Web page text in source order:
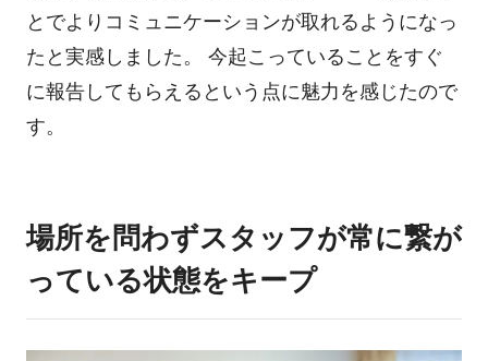
とでよりコミュニケーションが取れるようになっ
たと実感しました。 今起こっていることをすぐ
に報告してもらえるという点に魅力を感じたので
す。
場所を問わずスタッフが常に繋が
っている状態をキープ